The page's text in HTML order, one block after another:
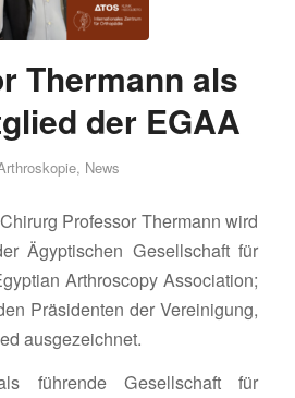
Thermann als
der EGAA
, News
Professor Thermann wird
Ägyptischen Gesellschaft für
Arthroscopy Association;
Präsidenten der Vereinigung,
ausgezeichnet.
führende Gesellschaft für